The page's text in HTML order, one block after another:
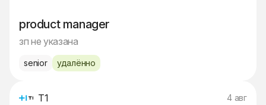
product manager
зп не указана
senior удалённо
Т1 4 авг